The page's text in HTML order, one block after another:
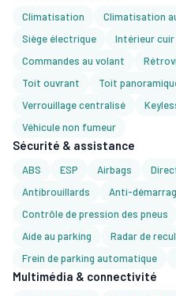
Climatisation Climatisation
Siège électrique
Intérieur cuir
Commandes au volant
Toit ouvrant
Toit
Verrouillage centralisé
Véhicule non fumeur
Sécurité & assistance
ABS ESP Airbags
Antibrouillards
Anti-
Contrôle de pression des pneus
Aide au parking
Radar de recul
Frein de parking automatique
Multimédia & connectivité